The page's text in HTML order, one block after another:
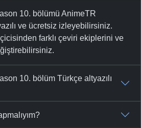
10. bölümü AnimeTR
ve ücretsiz izleyebilirsiniz.
farklı çeviri ekiplerini ve
10. bölüm Türkçe altyazılı